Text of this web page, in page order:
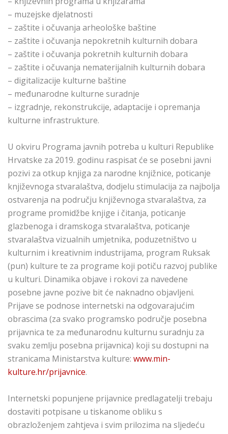
– muzejske djelatnosti
– zaštite i očuvanja arheološke baštine
– zaštite i očuvanja nepokretnih kulturnih dobara
– zaštite i očuvanja pokretnih kulturnih dobara
– zaštite i očuvanja nematerijalnih kulturnih dobara
– digitalizacije kulturne baštine
– međunarodne kulturne suradnje
– izgradnje, rekonstrukcije, adaptacije i opremanja
kulturne infrastrukture.
U okviru Programa javnih potreba u kulturi Republike
Hrvatske za 2019. godinu raspisat će se posebni javni
pozivi za otkup knjiga za narodne knjižnice, poticanje
književnoga stvaralaštva, dodjelu stimulacija za najbolja
ostvarenja na području književnoga stvaralaštva, za
programe promidžbe knjige i čitanja, poticanje
glazbenoga i dramskoga stvaralaštva, poticanje
stvaralaštva vizualnih umjetnika, poduzetništvo u
kulturnim i kreativnim industrijama, program Ruksak
(pun) kulture te za programe koji potiču razvoj publike
u kulturi. Dinamika objave i rokovi za navedene
posebne javne pozive bit će naknadno objavljeni.
Prijave se podnose internetski na odgovarajućim
obrascima (za svako programsko područje posebna
prijavnica te za međunarodnu kulturnu suradnju za
svaku zemlju posebna prijavnica) koji su dostupni na
stranicama Ministarstva kulture: www.min-
kulture.hr/prijavnice.
Internetski popunjene prijavnice predlagatelji trebaju
dostaviti potpisane u tiskanome obliku s
obrazloženjem zahtjeva i svim prilozima na sljedeću